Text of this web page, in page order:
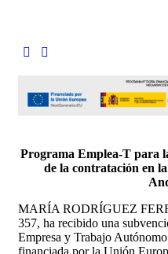
Programa Emplea-T para
de la contratación en
MARÍA RODRÍGUEZ
357, ha recibido una
Empresa y Trabajo
financiada por la Unión